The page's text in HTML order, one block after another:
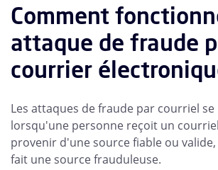
Comment
attaque de fraude
courrier
Les attaques de fraude par courriel
lorsqu'une personne reçoit un
provenir d'une source fiable ou
fait une source frauduleuse.